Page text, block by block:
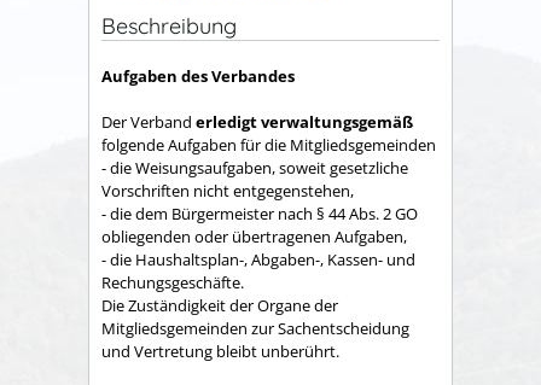
Beschreibung
Aufgaben des Verbandes
Der Verband erledigt verwaltungsgemäß
folgende Aufgaben für die Mitgliedsgemeinden
- die Weisungsaufgaben, soweit gesetzliche
Vorschriften nicht entgegenstehen,
- die dem Bürgermeister nach § 44 Abs. 2 GO
obliegenden oder übertragenen Aufgaben,
- die Haushaltsplan-, Abgaben-, Kassen- und
Rechungs­geschäfte.
Die Zuständigkeit der Organe der
Mitgliedsgemeinden zur Sachent­scheidung
und Vertretung bleibt unberührt.